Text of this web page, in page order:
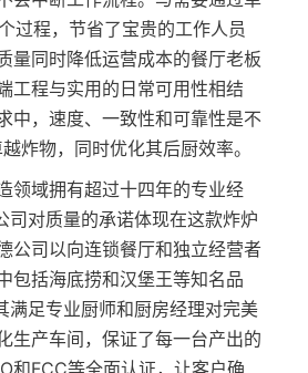
过程，节省了宝贵的工作人员
量同时降低运营成本的餐厅老板
工程与实用的日常可用性相结
中，速度、一致性和可靠性是不
炸物，同时优化其后厨效率。
领域拥有超过十四年的专业经
对质量的承诺体现在这款炸炉
公司以向连锁餐厅和独立经营者
包括海底捞和汉堡王等知名品
满足专业厨师和厨房经理对完美
生产车间，保证了每一台产出的
和FCC等全面认证，让客户确